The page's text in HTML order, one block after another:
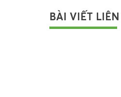
BÀI VIẾT